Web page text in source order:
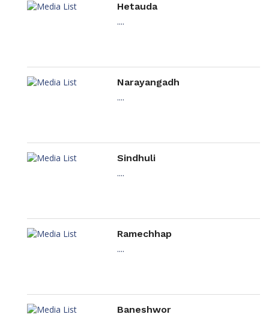
Hetauda
....
Narayangadh
....
Sindhuli
....
Ramechhap
....
Baneshwor